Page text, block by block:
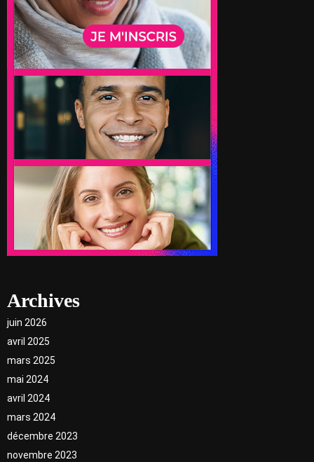
Archives
juin 2026
avril 2025
mars 2025
mai 2024
avril 2024
mars 2024
décembre 2023
novembre 2023